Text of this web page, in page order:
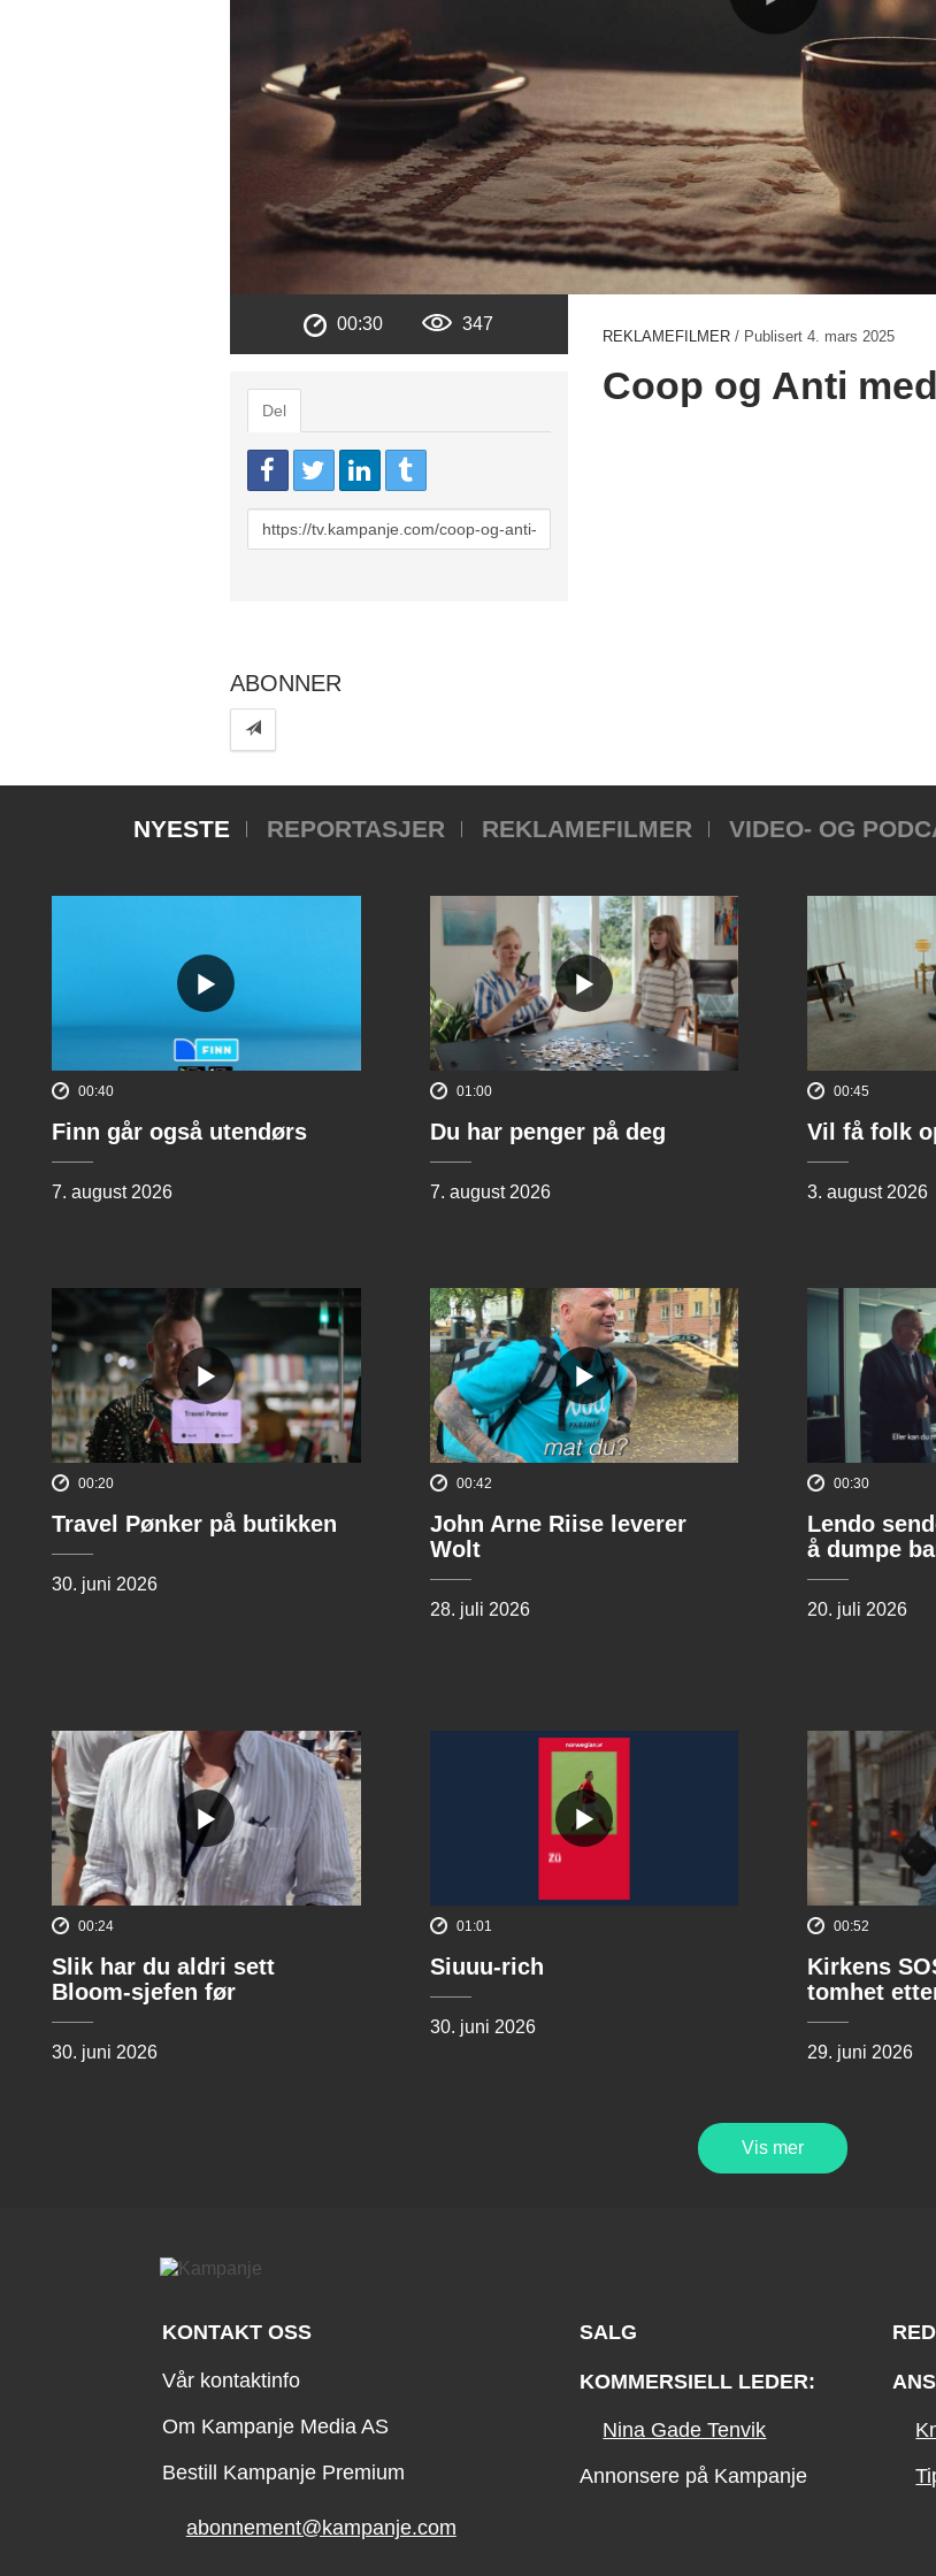
00:30 347
Del
URL
to
REKLAMEFILMER / Publisert4. mars 2025
Coop og Anti
ABONNER
NYESTE REPORTASJER REKLAMEFILMER VIDEO- OG
00:40
Finn går også utendørs
7. august 2026
01:00
Du har penger på deg
7. august 2026
00:45
Vil få folk
3. august 2026
00:20
Travel Pønker på butikken
30. juni 2026
00:42
John Arne Riise leverer
Wolt
28. juli 2026
00:30
Lendo
å dumpe
20. juli 2026
00:24
Slik har du aldri sett
Bloom-sjefen før
30. juni 2026
01:01
Siuuu-rich
30. juni 2026
00:52
Kirkens
tomhet
29. juni 2026
Vis mer
KONTAKT OSS
Vår kontaktinfo
Om Kampanje Media AS
Bestill Kampanje Premium
abonnement@kampanje.com
SALG
KOMMERSIELL LEDER:
Nina Gade Tenvik
Annonsere på Kampanje